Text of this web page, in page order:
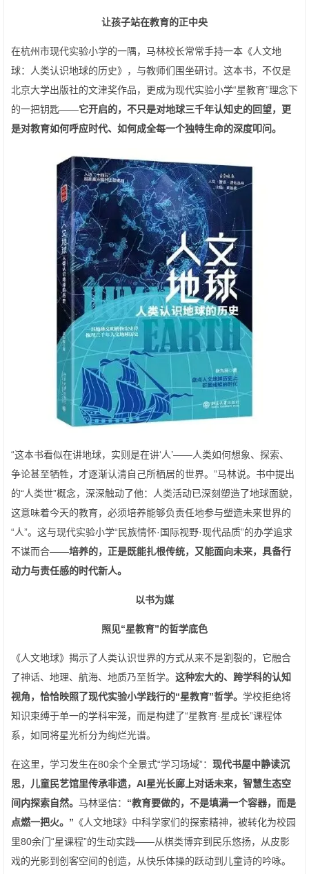
让孩子站在教育的正中央
在杭州市现代实验小学的一隅，马林校长常常手持一本《人文地
球：人类认识地球的历史》，与教师们围坐研讨。这本书，不仅是
北京大学出版社的文津奖作品，更成为现代实验小学“星教育”理念下
的一把钥匙——它开启的，不只是对地球三千年认知史的回望，更
是对教育如何呼应时代、如何成全每一个独特生命的深度叩问。
“这本书看似在讲地球，实则是在讲‘人’——人类如何想象、探索、
争论甚至牺牲，才逐渐认清自己所栖居的世界。”马林说。书中提出
的“人类世”概念，深深触动了他：人类活动已深刻塑造了地球面貌，
这意味着今天的教育，必须培养能够负责任地参与塑造未来世界的
“人”。这与现代实验小学“民族情怀·国际视野·现代品质”的办学追求
不谋而合——培养的，正是既能扎根传统，又能面向未来，具备行
动力与责任感的时代新人。
以书为媒
照见“星教育”的哲学底色
《人文地球》揭示了人类认识世界的方式从来不是割裂的，它融合
了神话、地理、航海、地质乃至哲学。 这种宏大的、跨学科的认知
视角，恰恰映照了现代实验小学践行的“星教育”哲学。 学校拒绝将
知识束缚于单一的学科牢笼，而是构建了“星教育·星成长”课程体
系，如同将星光析分为绚烂光谱。
在这里，学习发生在80余个全景式“学习场域”： 现代书屋中静读沉
思，儿童民艺馆里传承非遗，AI星光长廊上对话未来，智慧生态空
间内探索自然。 马林坚信： “教育要做的，不是填满一个容器，而是
点燃一把火。” 《人文地球》中科学家们的探索精神，被转化为校园
里80余门“星课程”的生动实践——从棋类博弈到民乐悠扬，从皮影
戏的光影到创客空间的创造，从快乐体操的跃动到儿童诗的吟咏。